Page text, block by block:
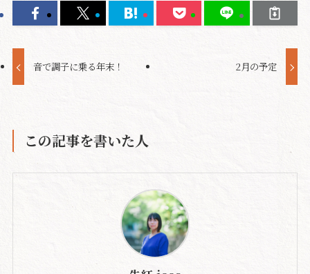
音で調子に乗る年末！ 2月の予定
この記事を書いた人